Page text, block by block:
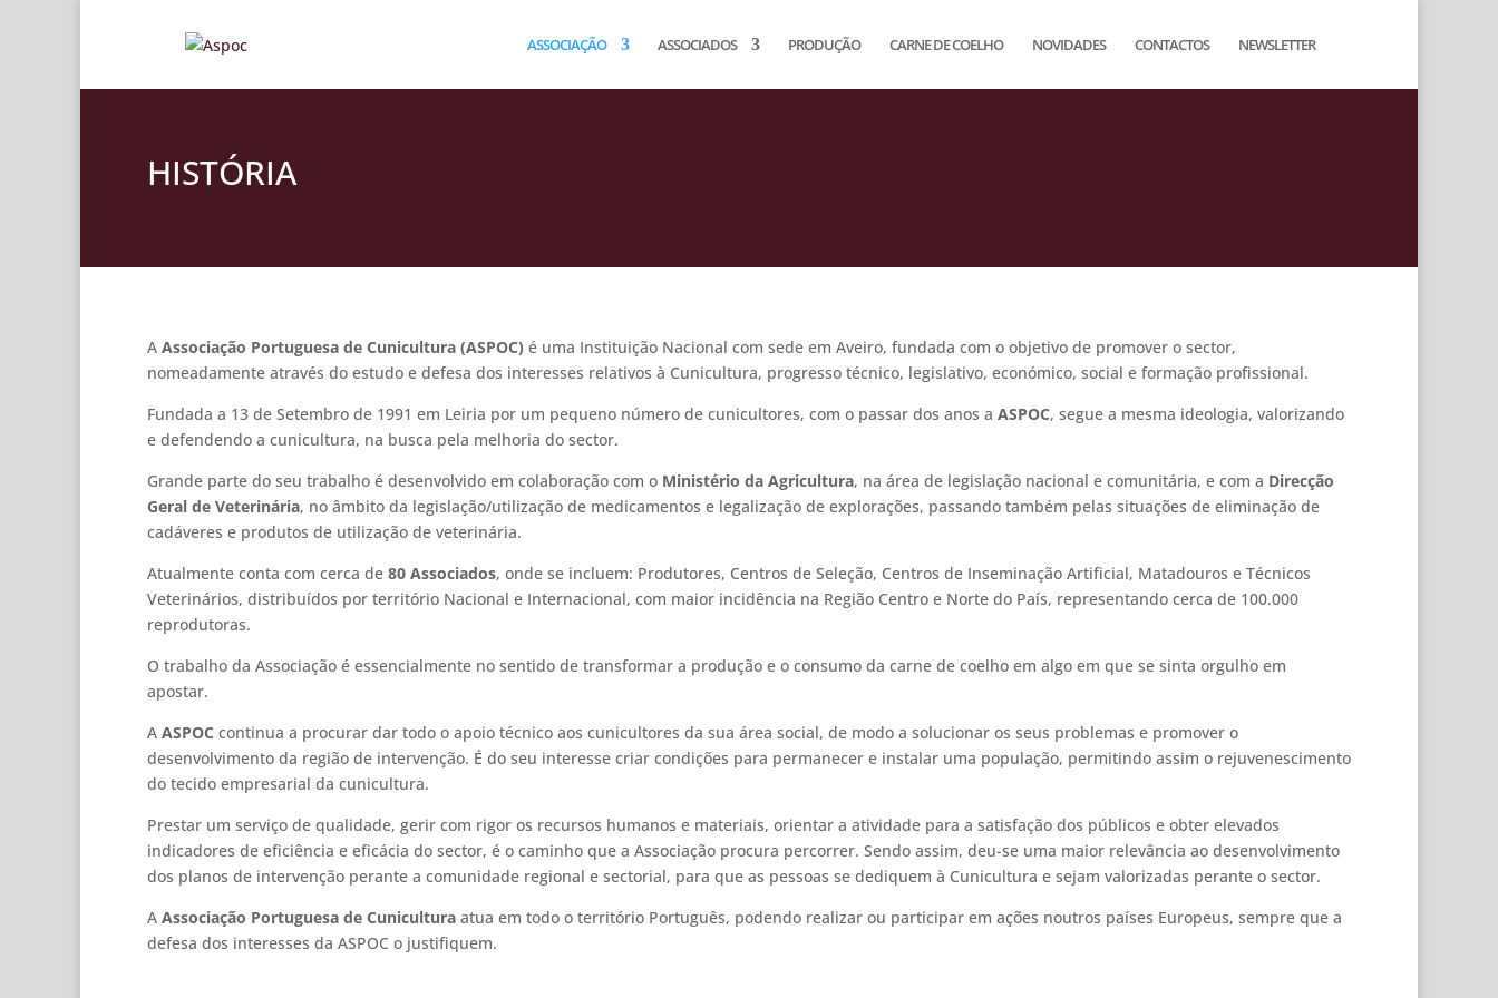
ASSOCIAÇÃO ASSOCIADOS PRODUÇÃO CARNE DE COELHO NOVIDADES CONTACTOS NEWSLETTER
HISTÓRIA
A Associação Portuguesa de Cunicultura (ASPOC) é uma Instituição Nacional com sede em Aveiro, fundada com o objetivo de promover o sector,
nomeadamente através do estudo e defesa dos interesses relativos à Cunicultura, progresso técnico, legislativo, económico, social e formação profissional.
Fundada a 13 de Setembro de 1991 em Leiria por um pequeno número de cunicultores, com o passar dos anos a ASPOC, segue a mesma ideologia, valorizando
e defendendo a cunicultura, na busca pela melhoria do sector.
Grande parte do seu trabalho é desenvolvido em colaboração com o Ministério da Agricultura, na área de legislação nacional e comunitária, e com a Direcção
Geral de Veterinária, no âmbito da legislação/utilização de medicamentos e legalização de explorações, passando também pelas situações de eliminação de
cadáveres e produtos de utilização de veterinária.
Atualmente conta com cerca de 80 Associados, onde se incluem: Produtores, Centros de Seleção, Centros de Inseminação Artificial, Matadouros e Técnicos
Veterinários, distribuídos por território Nacional e Internacional, com maior incidência na Região Centro e Norte do País, representando cerca de 100.000
reprodutoras.
O trabalho da Associação é essencialmente no sentido de transformar a produção e o consumo da carne de coelho em algo em que se sinta orgulho em
apostar.
A ASPOC continua a procurar dar todo o apoio técnico aos cunicultores da sua área social, de modo a solucionar os seus problemas e promover o
desenvolvimento da região de intervenção. É do seu interesse criar condições para permanecer e instalar uma população, permitindo assim o rejuvenescimento
do tecido empresarial da cunicultura.
Prestar um serviço de qualidade, gerir com rigor os recursos humanos e materiais, orientar a atividade para a satisfação dos públicos e obter elevados
indicadores de eficiência e eficácia do sector, é o caminho que a Associação procura percorrer. Sendo assim, deu-se uma maior relevância ao desenvolvimento
dos planos de intervenção perante a comunidade regional e sectorial, para que as pessoas se dediquem à Cunicultura e sejam valorizadas perante o sector.
A Associação Portuguesa de Cunicultura atua em todo o território Português, podendo realizar ou participar em ações noutros países Europeus, sempre que a
defesa dos interesses da ASPOC o justifiquem.